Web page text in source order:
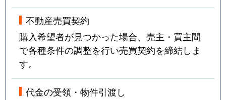
不動産売買契約
購入希望者が見つかった場合、売主・買主間
で各種条件の調整を行い売買契約を締結しま
す。
代金の受領・物件引渡し